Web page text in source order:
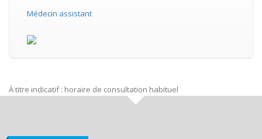
Médecin assistant
À titre indicatif : horaire de consultation habituel